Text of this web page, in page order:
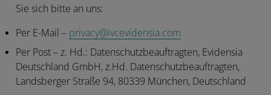
Sie sich bitte an uns:
Per E-Mail – privacy@ivcevidensia.com
Per Post – z. Hd.: Datenschutzbeauftragten, Evidensia
Deutschland GmbH, z.Hd. Datenschutzbeauftragten,
Landsberger Straße 94, 80339 München, Deutschland